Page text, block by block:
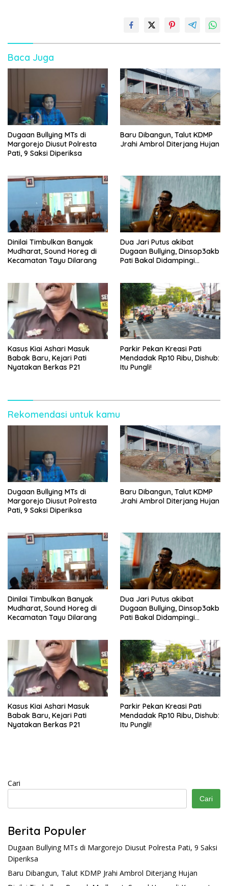
Baca Juga
Dugaan Bullying MTs di
Margorejo Diusut Polresta
Pati, 9 Saksi Diperiksa
Baru Dibangun, Talut KDMP
Jrahi Ambrol Diterjang Hujan
Dinilai Timbulkan Banyak
Mudharat, Sound Horeg di
Kecamatan Tayu Dilarang
Dua Jari Putus akibat
Dugaan Bullying, Dinsop3akb
Pati Bakal Didampingi
Kasus Kiai Ashari Masuk
Babak Baru, Kejari Pati
Nyatakan Berkas P21
Parkir Pekan Kreasi Pati
Mendadak Rp10 Ribu, Dishub:
Itu Pungli!
Rekomendasi untuk kamu
Dugaan Bullying MTs di
Margorejo Diusut Polresta
Pati, 9 Saksi Diperiksa
Baru Dibangun, Talut KDMP
Jrahi Ambrol Diterjang Hujan
Dinilai Timbulkan Banyak
Mudharat, Sound Horeg di
Kecamatan Tayu Dilarang
Dua Jari Putus akibat
Dugaan Bullying, Dinsop3akb
Pati Bakal Didampingi
Kasus Kiai Ashari Masuk
Babak Baru, Kejari Pati
Nyatakan Berkas P21
Parkir Pekan Kreasi Pati
Mendadak Rp10 Ribu, Dishub:
Itu Pungli!
Cari
Cari
Berita Populer
Dugaan Bullying MTs di Margorejo Diusut Polresta Pati, 9 Saksi
Diperiksa
Baru Dibangun, Talut KDMP Jrahi Ambrol Diterjang Hujan